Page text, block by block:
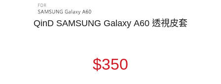
QinD SAMSUNG Galaxy A60 透視皮套
$350